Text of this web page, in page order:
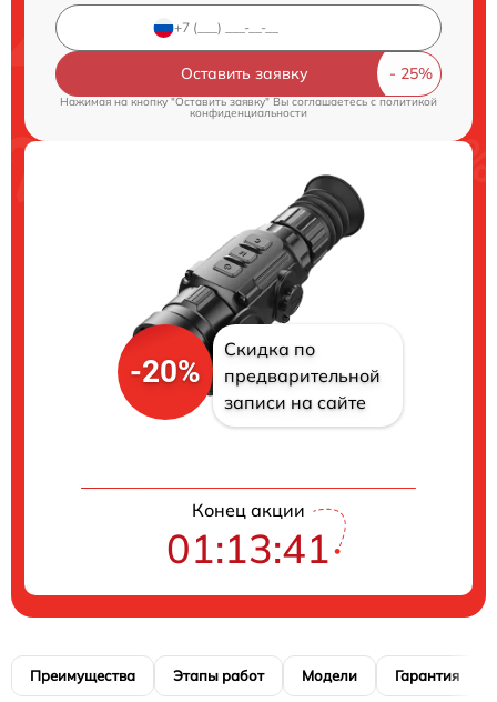
Оставить заявку
Нажимая на кнопку "Оставить заявку" Вы соглашаетесь cполитикой
конфиденциальности
-20%
Скидка по
предварительной
записи на сайте
Конец акции
01:13:40
Преимущества Этапы работ Модели Гарантия